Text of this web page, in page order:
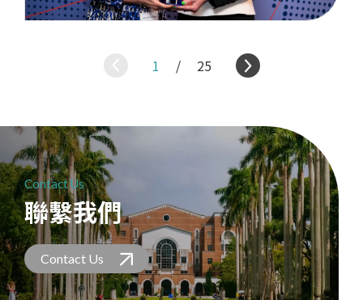
1 / 25
Contact Us
聯繫我們
Contact Us